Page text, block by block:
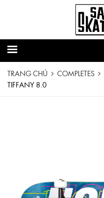
TRANG CHỦ COMPLETES
TIFFANY 8.0